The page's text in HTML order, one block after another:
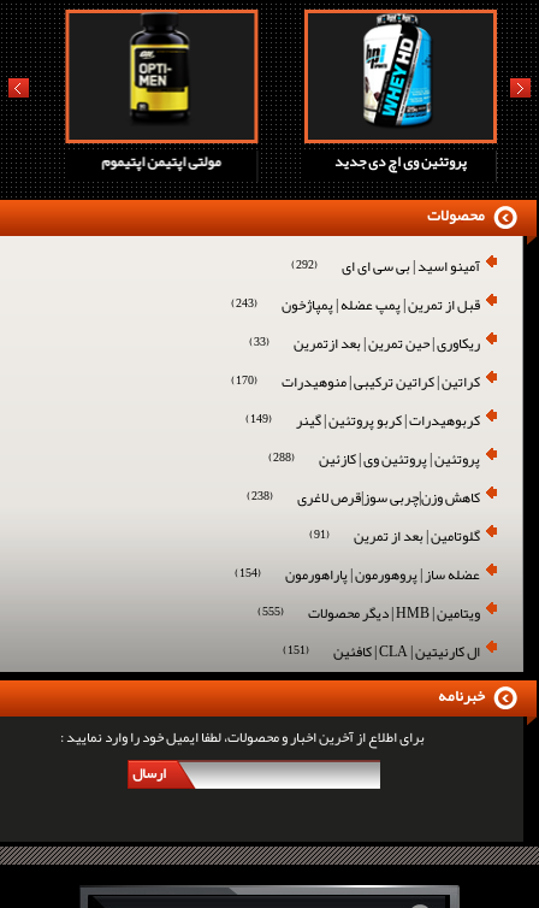
مولتی اپتیمن اپتیموم پروتئین وی اچ دی جدید
prev next
آمینو اسید | بی سی ای ای (292)
قبل از تمرین | پمپ عضله | پمپاژخون (243)
ریکاوری | حین تمرین | بعد ازتمرین (33)
کراتین | کراتین ترکیبی | منوهیدرات (170)
کربوهیدرات | کربو پروتئین | گینر (149)
پروتئین | پروتئین وی | کازئین (288)
کاهش وزن|چربی سوز|قرص لاغری (238)
گلوتامین | بعد از تمرین (91)
عضله ساز | پروهورمون | پاراهورمون (154)
ویتامین | HMB | دیگر محصولات (555)
ال کارنیتین | CLA | کافئین (151)
محصولات
برای اطلاع از آخرین اخبار و محصولات، لطفا ایمیل خود را وارد نمایید :
ارسال
خبرنامه